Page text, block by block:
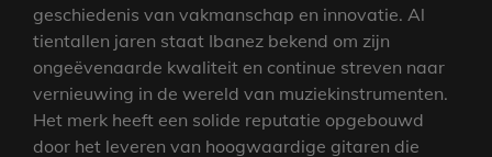
geschiedenis van vakmanschap en innovatie. Al
tientallen jaren staat Ibanez bekend om zijn
ongeëvenaarde kwaliteit en continue streven naar
vernieuwing in de wereld van muziekinstrumenten.
Het merk heeft een solide reputatie opgebouwd
door het leveren van hoogwaardige gitaren die